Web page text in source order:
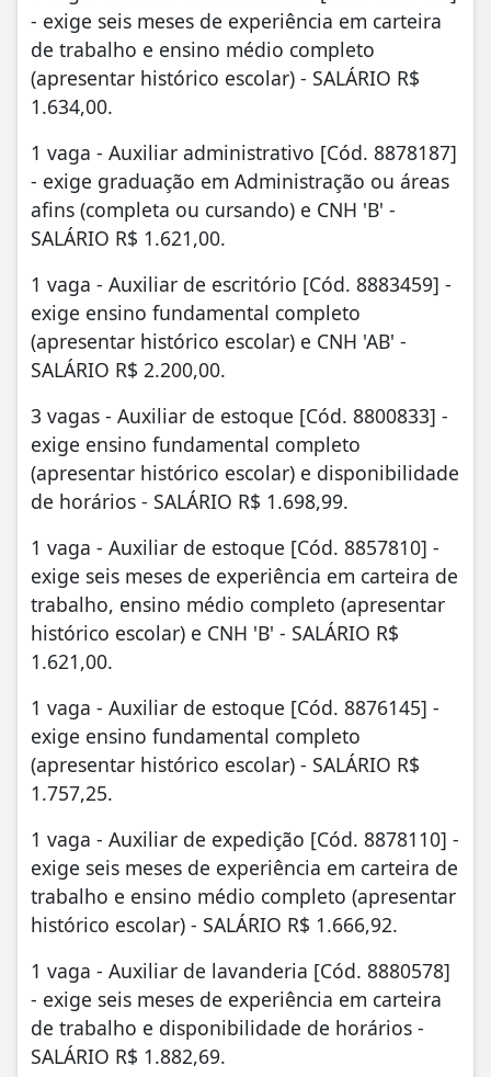
- exige seis meses de experiência em carteira
de trabalho e ensino médio completo
(apresentar histórico escolar) - SALÁRIO R$
1.634,00.
1 vaga - Auxiliar administrativo [Cód. 8878187]
- exige graduação em Administração ou áreas
afins (completa ou cursando) e CNH 'B' -
SALÁRIO R$ 1.621,00.
1 vaga - Auxiliar de escritório [Cód. 8883459] -
exige ensino fundamental completo
(apresentar histórico escolar) e CNH 'AB' -
SALÁRIO R$ 2.200,00.
3 vagas - Auxiliar de estoque [Cód. 8800833] -
exige ensino fundamental completo
(apresentar histórico escolar) e disponibilidade
de horários - SALÁRIO R$ 1.698,99.
1 vaga - Auxiliar de estoque [Cód. 8857810] -
exige seis meses de experiência em carteira de
trabalho, ensino médio completo (apresentar
histórico escolar) e CNH 'B' - SALÁRIO R$
1.621,00.
1 vaga - Auxiliar de estoque [Cód. 8876145] -
exige ensino fundamental completo
(apresentar histórico escolar) - SALÁRIO R$
1.757,25.
1 vaga - Auxiliar de expedição [Cód. 8878110] -
exige seis meses de experiência em carteira de
trabalho e ensino médio completo (apresentar
histórico escolar) - SALÁRIO R$ 1.666,92.
1 vaga - Auxiliar de lavanderia [Cód. 8880578]
- exige seis meses de experiência em carteira
de trabalho e disponibilidade de horários -
SALÁRIO R$ 1.882,69.